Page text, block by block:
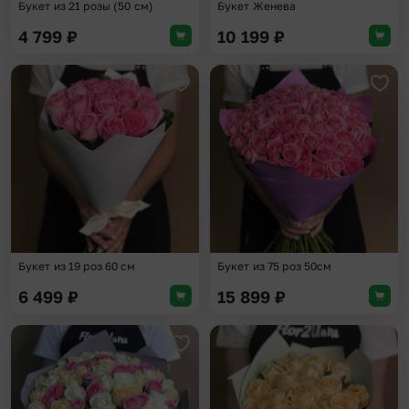
Букет из 21 розы (50 см)
4 799 ₽
Букет Женева
10 199 ₽
Добавить в избранное
Букет из 19 роз 60 см
6 499 ₽
Букет из 75 роз 50см
15 899 ₽
Добавить в избранное